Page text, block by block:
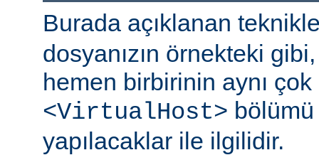
Burada açıklanan
dosyanızın örnekteki
hemen birbirinin aynı çok
<VirtualHost>
yapılacaklar ile ilgilidir.